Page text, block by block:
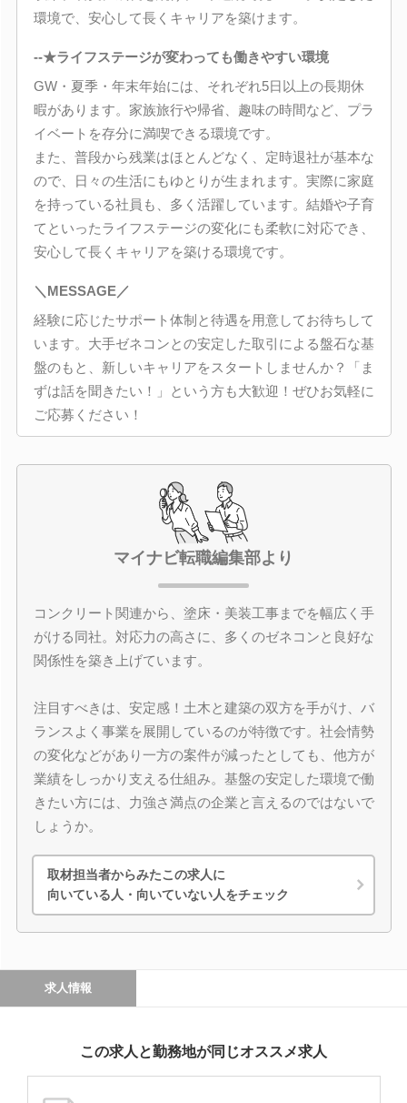
環境で、安心して長くキャリアを築けます。
--★ライフステージが変わっても働きやすい環境
GW・夏季・年末年始には、それぞれ5日以上の長期休
暇があります。家族旅行や帰省、趣味の時間など、プラ
イベートを存分に満喫できる環境です。
また、普段から残業はほとんどなく、定時退社が基本な
ので、日々の生活にもゆとりが生まれます。実際に家庭
を持っている社員も、多く活躍しています。結婚や子育
てといったライフステージの変化にも柔軟に対応でき、
安心して長くキャリアを築ける環境です。
＼MESSAGE／
経験に応じたサポート体制と待遇を用意してお待ちして
います。大手ゼネコンとの安定した取引による盤石な基
盤のもと、新しいキャリアをスタートしませんか？「ま
ずは話を聞きたい！」という方も大歓迎！ぜひお気軽に
ご応募ください！
マイナビ転職編集部より
コンクリート関連から、塗床・美装工事までを幅広く手
がける同社。対応力の高さに、多くのゼネコンと良好な
関係性を築き上げています。
注目すべきは、安定感！土木と建築の双方を手がけ、バ
ランスよく事業を展開しているのが特徴です。社会情勢
の変化などがあり一方の案件が減ったとしても、他方が
業績をしっかり支える仕組み。基盤の安定した環境で働
きたい方には、力強さ満点の企業と言えるのではないで
しょうか。
取材担当者からみたこの求人に
向いている人・向いていない人をチェック
求人情報
この求人と勤務地が同じオススメ求人